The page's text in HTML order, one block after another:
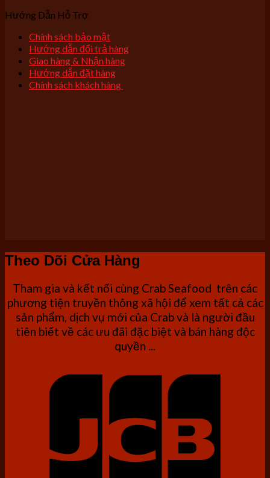
Hướng Dẫn Hỗ Trợ
Chính sách bảo mật
Hướng dẫn đổi trả hàng
Giao hàng & Nhận hàng
Hướng dẫn đặt hàng
Chính sách khách hàng
Theo Dõi Cửa Hàng
Tham gia và kết nối cùng Crab Seafood trên các
phương tiện truyền thông xã hội để xem tất cả các
sản phẩm, dịch vụ mới của Crab và là người đầu
tiên biết về các ưu đãi đặc biệt và bán hàng độc
quyền ...